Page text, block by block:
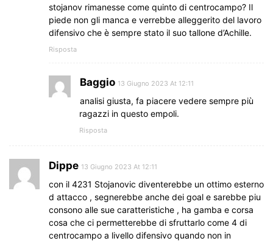
stojanov rimanesse come quinto di centrocampo? Il
piede non gli manca e verrebbe alleggerito del lavoro
difensivo che è sempre stato il suo tallone d’Achille.
Risposta
Baggio 13 Giugno 2023 At 12:11
analisi giusta, fa piacere vedere sempre più
ragazzi in questo empoli.
Risposta
Dippe 13 Giugno 2023 At 12:11
con il 4231 Stojanovic diventerebbe un ottimo esterno
d attacco , segnerebbe anche dei goal e sarebbe piu
consono alle sue caratteristiche , ha gamba e corsa
cosa che ci permetterebbe di sfruttarlo come 4 di
centrocampo a livello difensivo quando non in